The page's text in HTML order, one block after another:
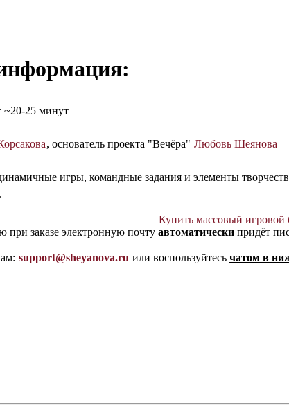
~20-25 минут
, основатель проекта "Вечёра" Любовь Шеянова
игры, командные задания и элементы
Купить массовый игровой
при заказе электронную почту автоматически придёт
support@sheyanova.ru или воспользуйтесь чатом в